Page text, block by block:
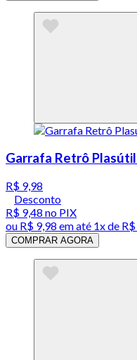
Garrafa Retrô
R$ 9,98
Desconto
R$ 9,48 no PIX
ou R$ 9,98 em até 1x de
COMPRAR AGORA